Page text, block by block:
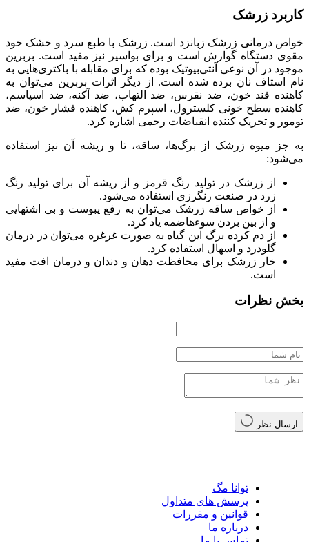
کاربرد زرشک
خواص درمانی زرشک زبانزد است. زرشک با طبع سرد و خشک خود
مقوی دستگاه گوارش است و برای بواسیر نیز مفید است. بربرین
موجود در آن نوعی آنتی‌بیوتیک بوده که برای مقابله با باکتری‌هایی به
نام استاف نان برده شده است. از دیگر اثرات بربرین می‌توان به
کاهنده قند خون، ضد نقرس، ضد التهاب، ضد آکنه، ضد اسپاسم،
کاهنده سطح خونی کلسترول، اسپرم کش، کاهنده فشار خون، ضد
تومور و تحریک کننده انقباضات رحمی اشاره کرد.
به جز میوه زرشک از برگ‌ها، ساقه، تا و ریشه آن نیز استفاده
می‌شود:
از زرشک در تولید رنگ قرمز و از ریشه آن برای تولید رنگ
زرد در صنعت رنگرزی استفاده می‌شود.
از خواص ساقه زرشک می‌توان به رفع یبوست و بی اشتهایی
و از بین بردن سوءهاضمه یاد کرد.
از دم کرده برگ این گیاه به صورت غرغره می‌توان در درمان
گلودرد و اسهال استفاده کرد.
خار زرشک برای محافظت دهان و دندان و درمان افت مفید
است.
بخش نظرات
ارسال نظر
توانا مگ
پرسش های متداول
قوانین و مقررات
درباره ما